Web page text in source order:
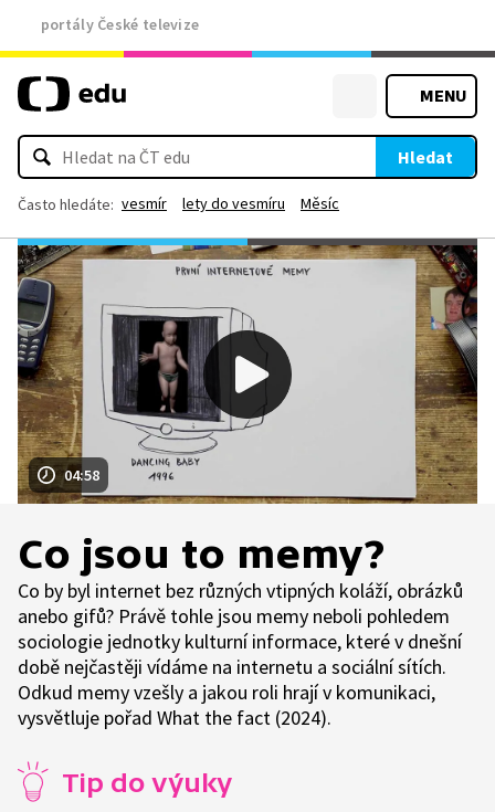
portály České televize
MENU
Hledat
Často hledáte: vesmír lety do vesmíru Měsíc
04:58
Co jsou to memy?
Co by byl internet bez různých vtipných koláží, obrázků
anebo gifů? Právě tohle jsou memy neboli pohledem
sociologie jednotky kulturní informace, které v dnešní
době nejčastěji vídáme na internetu a sociální sítích.
Odkud memy vzešly a jakou roli hrají v komunikaci,
vysvětluje pořad What the fact (2024).
Tip do výuky